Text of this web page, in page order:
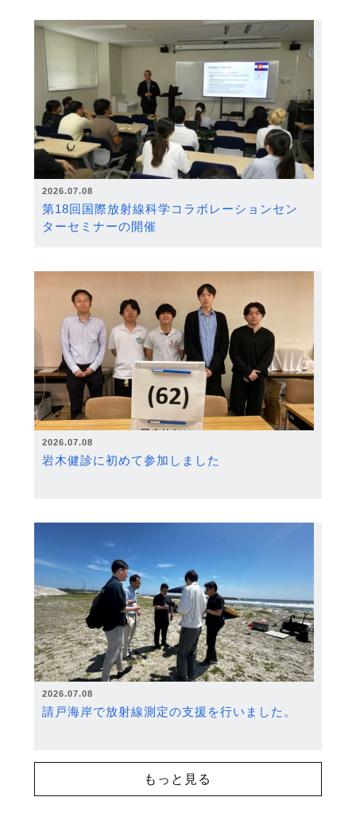
2026.07.08
第18回国際放射線科学コラボレーションセン
ターセミナーの開催
2026.07.08
岩木健診に初めて参加しました
2026.07.08
請戸海岸で放射線測定の支援を行いました。
もっと見る